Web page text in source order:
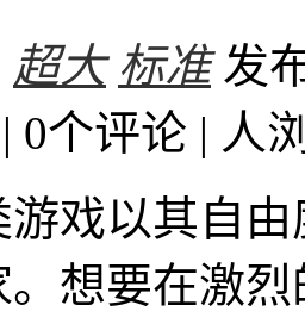
超大 标准 发
0个评论 | 人
戏以其自
。想要在激